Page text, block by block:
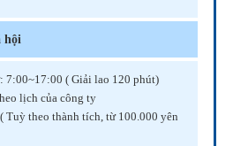
hội
7:00~17:00 ( Giải lao 120 phút)
lịch của công ty
Tuỳ theo thành tích, từ 100.000 yên